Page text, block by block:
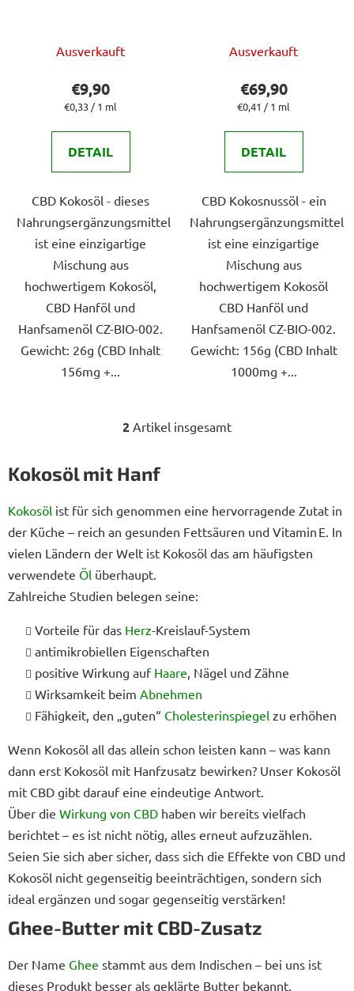
durchschnittliche
Produktbewertung
ist
von
Ausverkauft
€9,90
Verkaufspreis:
€0,33 / 1 ml
DETAIL
CBD Kokosöl - dieses
Nahrungsergänzungsmittel
ist eine einzigartige
Mischung aus
hochwertigem Kokosöl,
CBD Hanföl und
Hanfsamenöl CZ-BIO-002.
Gewicht: 26g (CBD Inhalt
156mg +...
ist
von
Ausverkauft
€69,90
Verkaufspreis:
€0,41 / 1 ml
DETAIL
CBD Kokosnussöl - ein
Nahrungsergänzungsmittel
ist eine einzigartige
Mischung aus
hochwertigem Kokosöl
CBD Hanföl und
Hanfsamenöl CZ-BIO-002.
Gewicht: 156g (CBD Inhalt
1000mg +...
S
r
e
l
m
n
e
d
e
r
i
s
t
e
2 Artikel insgesamt
Kokosöl mit Hanf
Kokosöl ist für sich genommen eine hervorragende Zutat in
der Küche – reich an gesunden Fettsäuren und Vitamin E. In
vielen Ländern der Welt ist Kokosöl das am häufigsten
verwendete Öl überhaupt.
Zahlreiche Studien belegen seine:
Vorteile für das Herz-Kreislauf-System
antimikrobiellen Eigenschaften
positive Wirkung auf Haare, Nägel und Zähne
Wirksamkeit beim Abnehmen
Fähigkeit, den „guten“ Cholesterinspiegel zu erhöhen
Wenn Kokosöl all das allein schon leisten kann – was kann
dann erst Kokosöl mit Hanfzusatz bewirken? Unser Kokosöl
mit CBD gibt darauf eine eindeutige Antwort.
Über die Wirkung von CBD haben wir bereits vielfach
berichtet – es ist nicht nötig, alles erneut aufzuzählen.
Seien Sie sich aber sicher, dass sich die Effekte von CBD und
Kokosöl nicht gegenseitig beeinträchtigen, sondern sich
ideal ergänzen und sogar gegenseitig verstärken!
Ghee-Butter mit CBD-Zusatz
Der Name Ghee stammt aus dem Indischen – bei uns ist
dieses Produkt besser als geklärte Butter bekannt.